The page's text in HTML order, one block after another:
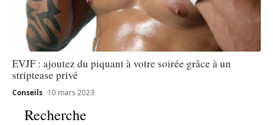
EVJF : ajoutez du piquant à votre soirée grâce à un
striptease privé
Conseils 10 mars 2023
Recherche